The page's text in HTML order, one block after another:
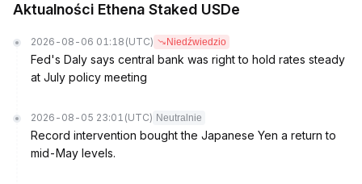
Aktualności Ethena Staked USDe
2026-08-06 01:18 (UTC) Niedźwiedzio
Fed's Daly says central bank was right to hold rates steady
at July policy meeting
2026-08-05 23:01 (UTC) Neutralnie
Record intervention bought the Japanese Yen a return to
mid-May levels.